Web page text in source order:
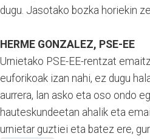
dugu. Jasotako bozka horiekin
HERME GONZALEZ, PSE-EE
Urnietako PSE-EE-rentzat
euforikoak izan nahi, ez dugu
aurrera, lan asko eta oso ondo
hauteskundeetan ahalik eta
urnietar guztiei eta batez ere,